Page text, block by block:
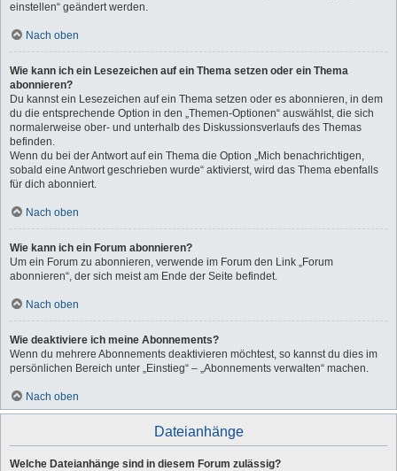
einstellen“ geändert werden.
Nach oben
Wie kann ich ein Lesezeichen auf ein Thema setzen oder ein Thema
abonnieren?
Du kannst ein Lesezeichen auf ein Thema setzen oder es abonnieren, in dem
du die entsprechende Option in den „Themen-Optionen“ auswählst, die sich
normalerweise ober- und unterhalb des Diskussionsverlaufs des Themas
befinden.
Wenn du bei der Antwort auf ein Thema die Option „Mich benachrichtigen,
sobald eine Antwort geschrieben wurde“ aktivierst, wird das Thema ebenfalls
für dich abonniert.
Nach oben
Wie kann ich ein Forum abonnieren?
Um ein Forum zu abonnieren, verwende im Forum den Link „Forum
abonnieren“, der sich meist am Ende der Seite befindet.
Nach oben
Wie deaktiviere ich meine Abonnements?
Wenn du mehrere Abonnements deaktivieren möchtest, so kannst du dies im
persönlichen Bereich unter „Einstieg“ – „Abonnements verwalten“ machen.
Nach oben
Dateianhänge
Welche Dateianhänge sind in diesem Forum zulässig?